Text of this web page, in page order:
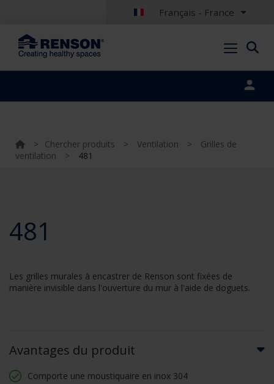
Français - France
> Chercher produits > Ventilation >
Grilles de
ventilation
> 481
481
Les grilles murales à encastrer de Renson sont fixées de
manière invisible dans l'ouverture du mur à l'aide de doguets.
Avantages du produit
Comporte une moustiquaire en inox 304